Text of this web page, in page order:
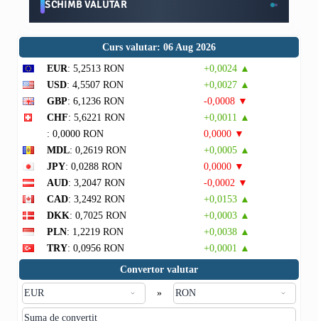
SCHIMB VALUTAR
Curs valutar: 06 Aug 2026
EUR: 5,2513 RON
+0,0024 ▲
USD: 4,5507 RON
+0,0027 ▲
GBP: 6,1236 RON
-0,0008 ▼
CHF: 5,6221 RON
+0,0011 ▲
: 0,0000 RON
0,0000 ▼
MDL: 0,2619 RON
+0,0005 ▲
JPY: 0,0288 RON
0,0000 ▼
AUD: 3,2047 RON
-0,0002 ▼
CAD: 3,2492 RON
+0,0153 ▲
DKK: 0,7025 RON
+0,0003 ▲
PLN: 1,2219 RON
+0,0038 ▲
TRY: 0,0956 RON
+0,0001 ▲
Convertor valutar
»